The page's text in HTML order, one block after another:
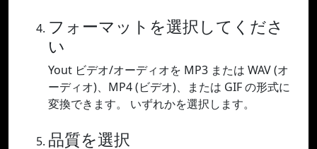
フォーマットを選択してくださ
い
Yout ビデオ/オーディオを MP3 または WAV (オ
ーディオ)、MP4 (ビデオ)、または GIF の形式に
変換できます。 いずれかを選択します。
品質を選択